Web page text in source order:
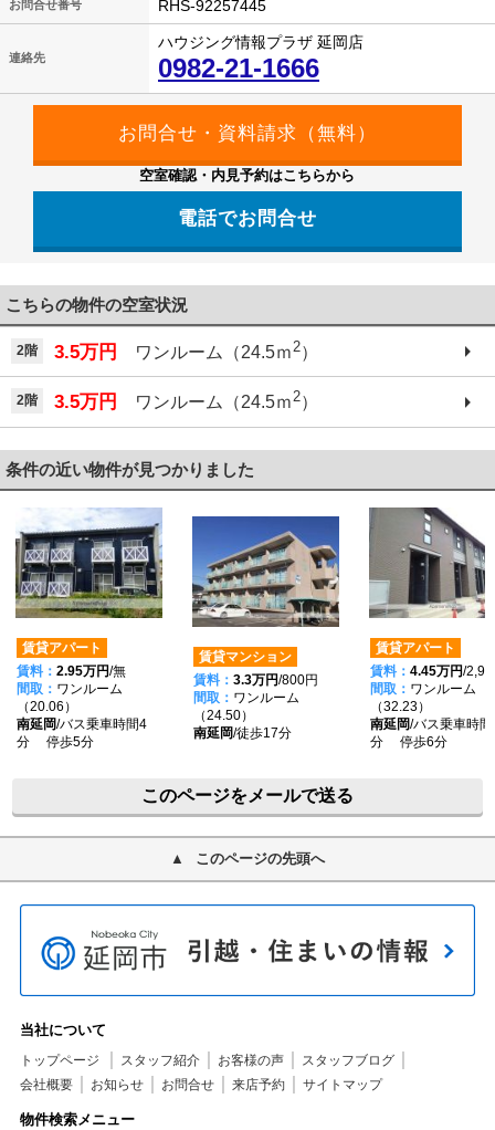
お問合せ番号 RHS-92257445
連絡先
ハウジング情報プラザ 延岡店
0982-21-1666
空室確認・内見予約はこちらから
電話でお問合せ
こちらの物件の空室状況
2階 3.5万円 ワンルーム（24.5ｍ2）
2階 3.5万円 ワンルーム（24.5ｍ2）
条件の近い物件が見つかりました
賃貸アパート
賃料： 2.95万円/無
間取： ワンルーム
（20.06）
南延岡/バス乗車時間4
分 停歩5分
賃貸マンション
賃料： 3.3万円/800円
間取： ワンルーム
（24.50）
南延岡/徒歩17分
賃貸アパート
賃料： 4.45万円/
間取： ワンルーム
（32.23）
南延岡/バス乗車時
分 停歩6分
このページをメールで送る
このページの先頭へ
当社について
トップページ スタッフ紹介 お客様の声
スタッフブログ
会社概要
お知らせ お問合せ 来店予約 サイトマップ
物件検索メニュー